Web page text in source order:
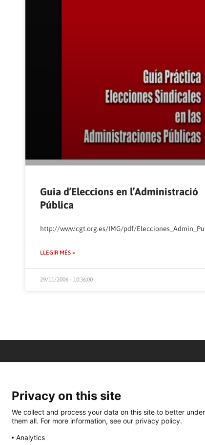
Guia d’Eleccions en l’Administració
Pública
http://www.cgt.org.es/IMG/pdf/
LLEGIR MÉS »
29/11/2006 - 10:36:00
Privacy on this site
We collect and process your data on this site to better
them all. For more information, see our privacy policy.
Analytics